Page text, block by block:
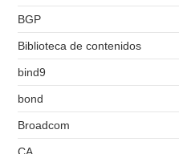
BGP
Biblioteca de contenidos
bind9
bond
Broadcom